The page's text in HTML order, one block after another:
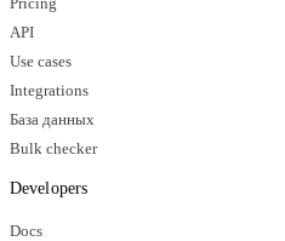
API
Use cases
Integrations
База данных
Bulk checker
Developers
Docs